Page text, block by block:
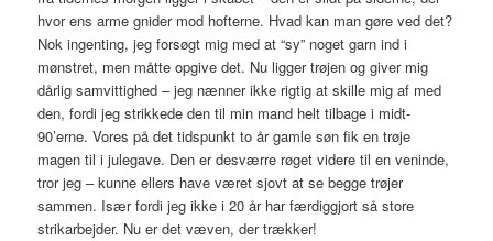
hvor ens arme gnider mod hofterne. Hvad kan man gøre ved det?
Nok ingenting, jeg forsøgt mig med at “sy” noget garn ind i
mønstret, men måtte opgive det. Nu ligger trøjen og giver mig
dårlig samvittighed – jeg nænner ikke rigtig at skille mig af med
den, fordi jeg strikkede den til min mand helt tilbage i midt-
90’erne. Vores på det tidspunkt to år gamle søn fik en trøje
magen til i julegave. Den er desværre røget videre til en veninde,
tror jeg – kunne ellers have været sjovt at se begge trøjer
sammen. Især fordi jeg ikke i 20 år har færdiggjort så store
strikarbejder. Nu er det væven, der trækker!